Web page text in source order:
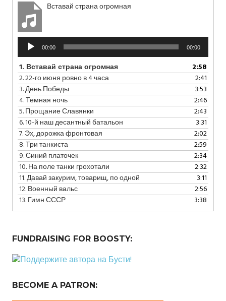
Вставай страна огромная
Аудиоплеер
00:00 00:00
1. Вставай страна огромная
2:58
2.22-го июня ровно в 4 часа
2:41
3.День Победы
3:53
4.Темная ночь
2:46
5.Прощание Славянки
2:43
6.10-й наш десантный батальон
3:31
7.Эх, дорожка фронтовая
2:02
8.Три танкиста
2:59
9.Синий платочек
2:34
10.На поле танки грохотали
2:32
11.Давай закурим, товарищ, по одной
3:11
12.Военный вальс
2:56
13.Гимн СССР 3:38
FUNDRAISING FOR BOOSTY:
BECOME A PATRON: